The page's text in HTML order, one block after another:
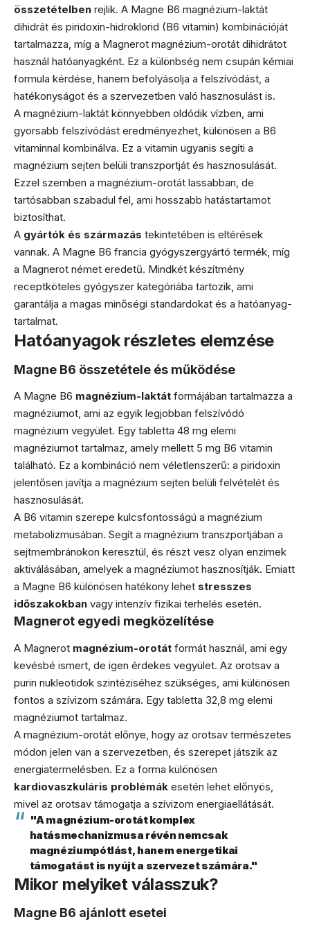
összetételben rejlik. A Magne B6 magnézium-laktát
dihidrát és piridoxin-hidroklorid (B6 vitamin) kombinációját
tartalmazza, míg a Magnerot magnézium-orotát dihidrátot
használ hatóanyagként. Ez a különbség nem csupán kémiai
formula kérdése, hanem befolyásolja a felszívódást, a
hatékonyságot és a szervezetben való hasznosulást is.
A magnézium-laktát könnyebben oldódik vízben, ami
gyorsabb felszívódást eredményezhet, különösen a B6
vitaminnal kombinálva. Ez a vitamin ugyanis segíti a
magnézium sejten belüli transzportját és hasznosulását.
Ezzel szemben a magnézium-orotát lassabban, de
tartósabban szabadul fel, ami hosszabb hatástartamot
biztosíthat.
A gyártók és származás tekintetében is eltérések
vannak. A Magne B6 francia gyógyszergyártó termék, míg
a Magnerot német eredetű. Mindkét készítmény
receptköteles gyógyszer kategóriába tartozik, ami
garantálja a magas minőségi standardokat és a hatóanyag-
tartalmat.
Hatóanyagok részletes elemzése
Magne B6 összetétele és működése
A Magne B6 magnézium-laktát formájában tartalmazza a
magnéziumot, ami az egyik legjobban felszívódó
magnézium vegyület. Egy tabletta 48 mg elemi
magnéziumot tartalmaz, amely mellett 5 mg B6 vitamin
található. Ez a kombináció nem véletlenszerű: a piridoxin
jelentősen javítja a magnézium sejten belüli felvételét és
hasznosulását.
A B6 vitamin szerepe kulcsfontosságú a magnézium
metabolizmusában. Segít a magnézium transzportjában a
sejtmembránokon keresztül, és részt vesz olyan enzimek
aktiválásában, amelyek a magnéziumot hasznosítják. Emiatt
a Magne B6 különösen hatékony lehet stresszes
időszakokban vagy intenzív fizikai terhelés esetén.
Magnerot egyedi megközelítése
A Magnerot magnézium-orotát formát használ, ami egy
kevésbé ismert, de igen érdekes vegyület. Az orotsav a
purin nukleotidok szintéziséhez szükséges, ami különösen
fontos a szívizom számára. Egy tabletta 32,8 mg elemi
magnéziumot tartalmaz.
A magnézium-orotát előnye, hogy az orotsav természetes
módon jelen van a szervezetben, és szerepet játszik az
energiatermelésben. Ez a forma különösen
kardiovaszkuláris problémák esetén lehet előnyös,
mivel az orotsav támogatja a szívizom energiaellátását.
"A magnézium-orotát komplex
hatásmechanizmusa révén nemcsak
magnéziumpótlást, hanem energetikai
támogatást is nyújt a szervezet számára."
Mikor melyiket válasszuk?
Magne B6 ajánlott esetei